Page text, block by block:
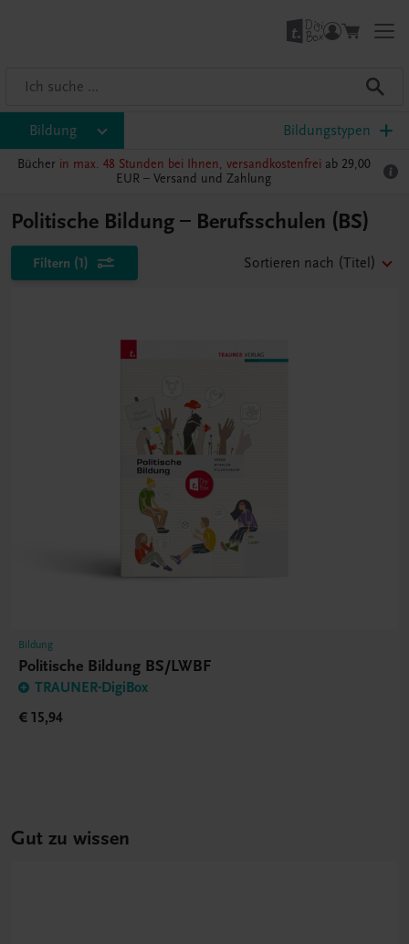
Bildung Bildungstypen
Bücher in max. 48 Stunden bei Ihnen, versandkostenfrei ab 29,00
EUR – Versand und Zahlung
Politische Bildung – Berufsschulen (BS)
Filtern (1) Sortieren nach (Titel)
Bildung
Politische Bildung BS/LWBF
TRAUNER-DigiBox
€ 15,94
Gut zu wissen